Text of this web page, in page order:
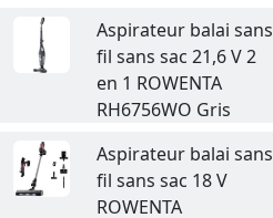
Aspirateur balai sans
fil sans sac 21,6 V 2
en 1 ROWENTA
RH6756WO Gris
Aspirateur balai sans
fil sans sac 18 V
ROWENTA